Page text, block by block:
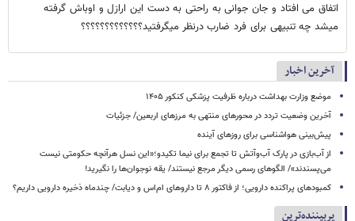
اتفاق می افتاد و جان جوانی به راحتی به دست این ارازل و اوباش گرفته
میشد چه تنبیهی برای فرد ضارب درنظر میگرفتید؟؟؟؟؟؟؟؟؟؟؟؟؟
آخرین اخبار
موضع وزارت بهداشت درباره ظرفیت پزشکی کنکور ۱۴۰۵
آخرین وضعیت تردد در محورهای منتهی به مرزهای اربعین/ جزئیات
پیش‌بینی هواشناسی برای روزهای آینده
از آب‌بازی در پارک آب‌وآتش تا تجمع برای نیما تکیدو؛«این نسل هرآنچه حکومتی نیست
می‌پسندند»/ الگوهای رسمی دیگر مرجع نیستند/ یقه نوجوان‌ها را نگیرید!
کمبودهای پراکنده دارویی؛ از فاکتور ۸ تا داروهای ام‌اس و دیابت/ چندماه ذخیره دارویی داریم؟
پربیننده‌ترین